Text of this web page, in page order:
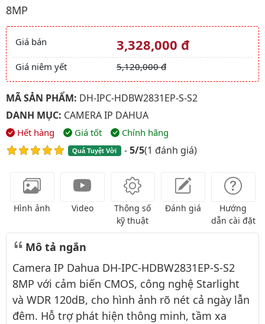
8MP
Giá và khuyến mãi
Giá bán 3,328,000 đ
Giá niêm yết 5,120,000 đ
MÃ SẢN PHẨM: DH-IPC-HDBW2831EP-S-S2
DANH MỤC: CAMERA IP DAHUA
Hết hàng Giá tốt Chính hãng
Quá Tuyệt Vời -5/5(1 đánh giá)
Hình ảnh Video
Thông số
kỹ thuật
Đánh giá
Hướng
dẫn cài đặt
Mô tả ngắn
Camera IP Dahua DH-IPC-HDBW2831EP-S-S2
8MP với cảm biến CMOS, công nghệ Starlight
và WDR 120dB, cho hình ảnh rõ nét cả ngày lẫn
đêm. Hỗ trợ phát hiện thông minh, tầm xa